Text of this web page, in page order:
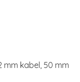
mm kabel, 50 mm